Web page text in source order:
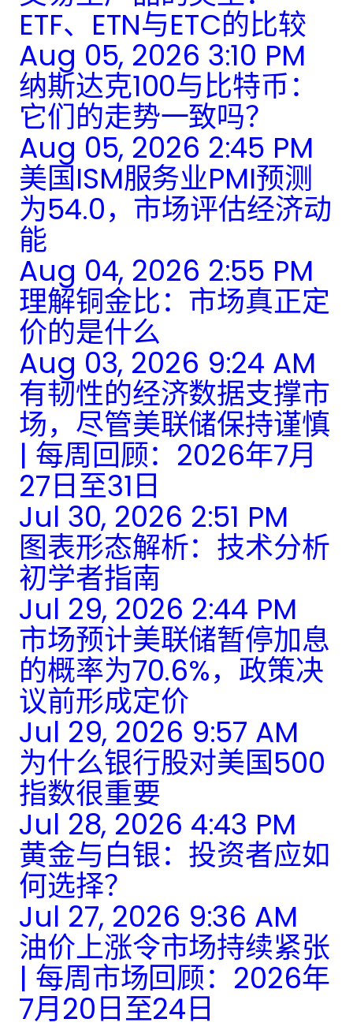
ETF、ETN与ETC的比较
Aug 05, 2026 3:10 PM
纳斯达克100与比特币：
它们的走势一致吗？
Aug 05, 2026 2:45 PM
美国ISM服务业PMI预测
为54.0，市场评估经济动
能
Aug 04, 2026 2:55 PM
理解铜金比：市场真正定
价的是什么
Aug 03, 2026 9:24 AM
有韧性的经济数据支撑市
场，尽管美联储保持谨慎
| 每周回顾：2026年7月
27日至31日
Jul 30, 2026 2:51 PM
图表形态解析：技术分析
初学者指南
Jul 29, 2026 2:44 PM
市场预计美联储暂停加息
的概率为70.6%，政策决
议前形成定价
Jul 29, 2026 9:57 AM
为什么银行股对美国500
指数很重要
Jul 28, 2026 4:43 PM
黄金与白银：投资者应如
何选择？
Jul 27, 2026 9:36 AM
油价上涨令市场持续紧张
| 每周市场回顾：2026年
7月20日至24日